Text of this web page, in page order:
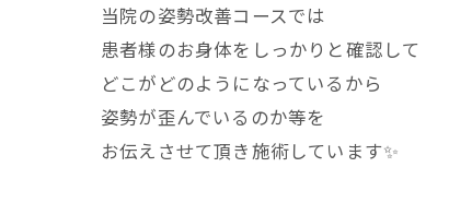
当院の姿勢改善コースでは
患者様のお身体をしっかりと確認して
どこがどのようになっているから
姿勢が歪んでいるのか等を
お伝えさせて頂き施術しています✨